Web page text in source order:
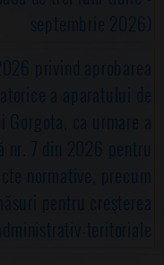
septembrie 2026)
privind aprobarea
a aparatului de
ca urmare a
nr. 7 din 2026 pentru
normative, precum
pentru creşterea
teritoriale